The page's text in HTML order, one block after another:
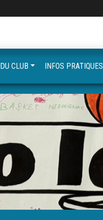
CLUB INFOS PRATIQUES